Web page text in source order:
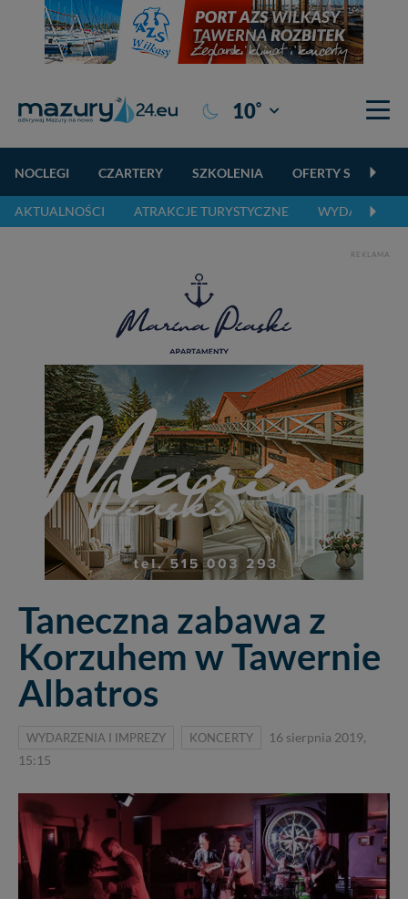
10° Giżycko
NOCLEGI CZARTERY SZKOLENIA OFERTY
AKTUALNOŚCI ATRAKCJE TURYSTYCZNE WYDARZENIA
REKLAMA
Taneczna zabawa z
Korzuhem w Tawernie
Albatros
WYDARZENIA I IMPREZY KONCERTY
16 sierpnia 2019,
15:15